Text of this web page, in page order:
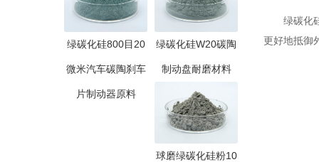
绿碳化硅800目20
微米汽车碳陶刹车
片制动器原料
绿碳化硅W20碳陶
制动盘耐磨材料
球磨绿碳化硅粉10
绿碳化硅
更好地抵御